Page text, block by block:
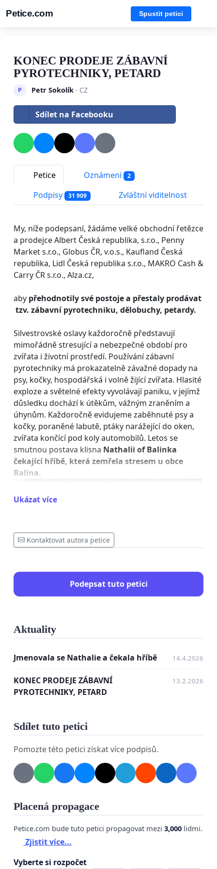
Petice.com Spustit petici
KONEC PRODEJE ZÁBAVNÍ
PYROTECHNIKY, PETARD
P Petr Sokolík· CZ
Sdílet na Facebooku
Petice Oznámení 2
Podpisy 31 909 Zvláštní viditelnost
My, níže podepsaní, žádáme velké obchodní řetězce
a prodejce Albert Česká republika, s.r.o., Penny
Market s.r.o., Globus ČR, v.o.s., Kaufland Česká
republika, Lidl Česká republika s.r.o., MAKRO Cash &
Carry ČR s.r.o., Alza.cz,
aby přehodnotily své postoje a přestaly prodávat
tzv. zábavní pyrotechniku, dělobuchy, petardy.
Silvestrovské oslavy každoročně představují
mimořádně stresující a nebezpečné období pro
zvířata i životní prostředí. Používání zábavní
pyrotechniky má prokazatelně závažné dopady na
psy, kočky, hospodářská i volně žijící zvířata. Hlasité
exploze a světelné efekty vyvolávají paniku, v jejímž
důsledku dochází k útěkům, vážným zraněním a
úhynům. Každoročně evidujeme zaběhnuté psy a
kočky, poraněné labutě, ptáky narážející do oken,
zvířata končící pod koly automobilů. Letos se
smutnou postava klisna Nathalii of Balinka
čekající hříbě, která zemřela stresem u obce
Balina.
A nebyla jediným zvířetem. Pes, co naskočil 4
dny před Silvestrem na ostnatý plot v důsledku
výbuchu dělobuchu, nalezení mrtví ptáci a další.
upravující pravidla prodeje pyrotechniky. Očekával
jsem, že právě velké obchodní řetězce a internetové
obchody zaujmou odpovědnější a etičtější přístup.
Ministerstvo zemědělství letos k tomuto účelu
zveřejnilo mapu omezených oblastí pro odpalování
pyrotechniky. Praxe však bohužel ukazuje, že
Ukázat více
Kontaktovat autora petice
Podepsat tuto petici
Aktuality
Jmenovala se Nathalie a čekala hříbě 14.4.2026
KONEC PRODEJE ZÁBAVNÍ
PYROTECHNIKY, PETARD
13.2.2026
Sdílet tuto petici
Pomozte této petici získat více podpisů.
Placená propagace
Petice.com bude tuto petici propagovat mezi 3,000 lidmi.
Zjistit více...
Vyberte si rozpočet